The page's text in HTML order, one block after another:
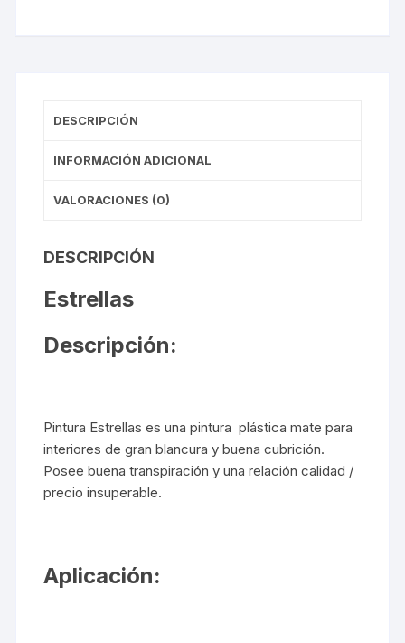
DESCRIPCIÓN
INFORMACIÓN ADICIONAL
VALORACIONES (0)
DESCRIPCIÓN
Estrellas
Descripción:
Pintura Estrellas es una pintura plástica mate para
interiores de gran blancura y buena cubrición.
Posee buena transpiración y una relación calidad /
precio insuperable.
Aplicación: